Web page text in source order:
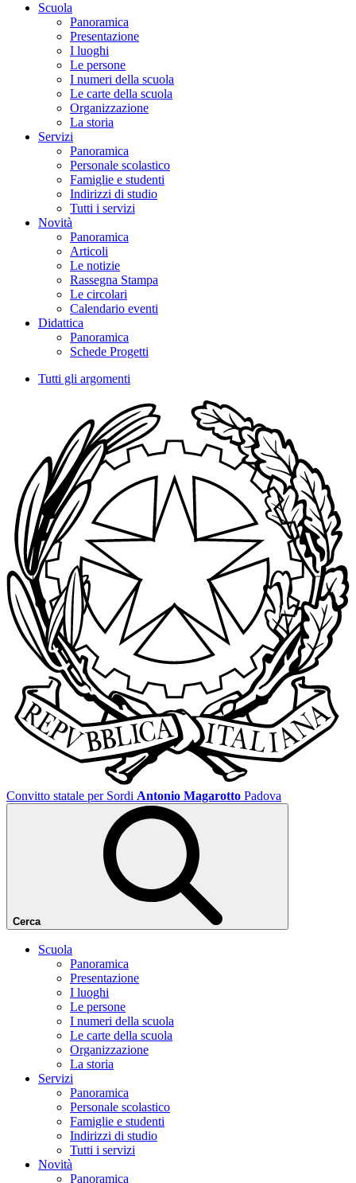
Scuola
Panoramica
Presentazione
I luoghi
Le persone
I numeri della scuola
Le carte della scuola
Organizzazione
La storia
Servizi
Panoramica
Personale scolastico
Famiglie e studenti
Indirizzi di studio
Tutti i servizi
Novità
Panoramica
Articoli
Le notizie
Rassegna Stampa
Le circolari
Calendario eventi
Didattica
Panoramica
Schede Progetti
Tutti gli argomenti
Convitto statale per Sordi Antonio Magarotto Padova
Cerca
Scuola
Panoramica
Presentazione
I luoghi
Le persone
I numeri della scuola
Le carte della scuola
Organizzazione
La storia
Servizi
Panoramica
Personale scolastico
Famiglie e studenti
Indirizzi di studio
Tutti i servizi
Novità
Panoramica